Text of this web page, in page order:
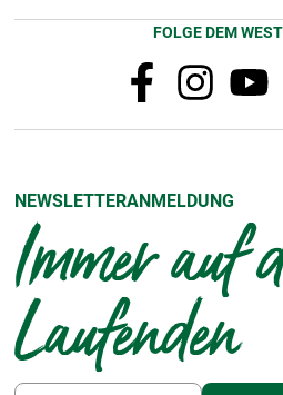
FOLGE DEM
NEWSLETTERANMELDUNG
Immer auf
Laufenden